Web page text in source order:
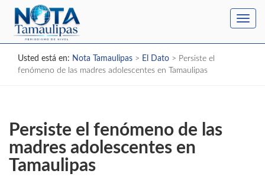
Usted está en: Nota Tamaulipas > El Dato > Persiste el
fenómeno de las madres adolescentes en Tamaulipas
Persiste el fenómeno de las
madres adolescentes en
Tamaulipas